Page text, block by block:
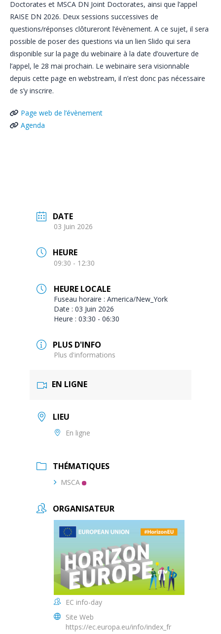
Doctorates et MSCA DN Joint Doctorates, ainsi que l’appel
RAISE DN 2026. Deux sessions successives de
questions/réponses clôtureront l’évènement. A ce sujet, il sera
possible de poser des questions via un lien Slido qui sera
disponible sur la page du webinaire à la date d’ouverture de
l’appel, le 28 mai prochain. Le webinaire sera visionnable
depuis cette page en webstream, il n’est donc pas nécessaire
de s’y inscrire.
Page web de l’évènement
Agenda
DATE
03 Juin 2026
HEURE
09:30 - 12:30
HEURE LOCALE
Fuseau horaire : America/New_York
Date : 03 Juin 2026
Heure : 03:30 - 06:30
PLUS D'INFO
Plus d'informations
EN LIGNE
LIEU
En ligne
THÉMATIQUES
MSCA
ORGANISATEUR
EC info-day
Site Web
https://ec.europa.eu/info/index_fr